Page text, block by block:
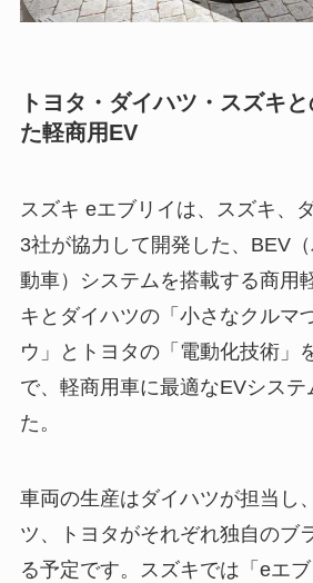
トヨタ・ダイハツ・スズキ
た軽商用EV
スズキ eエブリイは、スズキ、
3社が協力して開発した、BEV
動車）システムを搭載する商用
キとダイハツの「小さなクルマ
ウ」とトヨタの「電動化技術」
で、軽商用車に最適なEVシステ
た。
車両の生産はダイハツが担当し
ツ、トヨタがそれぞれ独自のブ
る予定です。スズキでは「eエ